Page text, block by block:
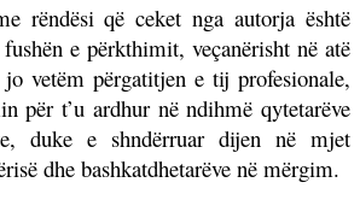
rëndësi që ceket nga autorja është
e përkthimit, veçanërisht në atë
vetëm përgatitjen e tij profesionale,
për t’u ardhur në ndihmë qytetarëve
duke e shndërruar dijen në mjet
dhe bashkatdhetarëve në mërgim.